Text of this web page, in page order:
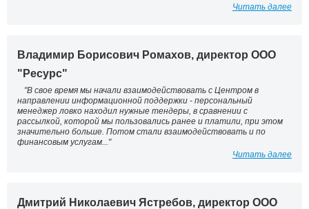
Читать далее
Владимир Борисович Ромахов, директор ООО
"Ресурс"
"В свое время мы начали взаимодействовать с Центром в
направлении информационной поддержки - персональный
менеджер ловко находил нужные тендеры, в сравнении с
рассылкой, которой мы пользовались ранее и платили, при этом
значительно больше. Потом стали взаимодействовать и по
финансовым услугам..."
Читать далее
Дмитрий Николаевич Ястребов, директор ООО